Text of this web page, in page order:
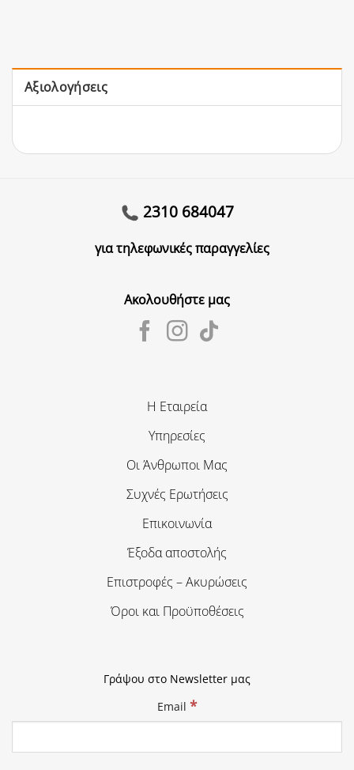
Αξιολογήσεις
2310 684047
για τηλεφωνικές παραγγελίες
Ακολουθήστε μας
Η Εταιρεία
Υπηρεσίες
Οι Άνθρωποι Μας
Συχνές Ερωτήσεις
Επικοινωνία
Έξοδα αποστολής
Επιστροφές – Ακυρώσεις
Όροι και Προϋποθέσεις
Γράψου στο Newsletter μας
Email *